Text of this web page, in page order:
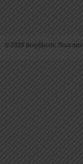
© 2026 BraySports. Tous